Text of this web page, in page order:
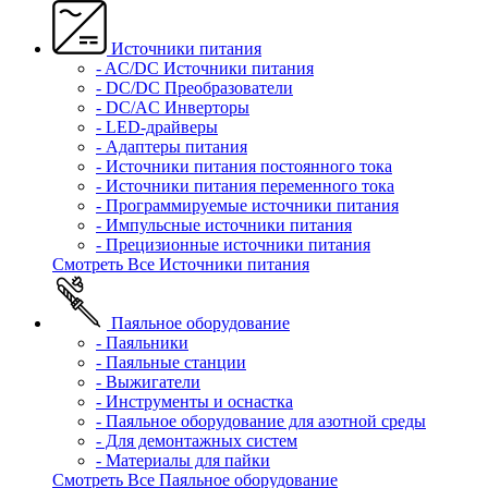
Источники питания
- AC/DC Источники питания
- DC/DC Преобразователи
- DC/AC Инверторы
- LED-драйверы
- Адаптеры питания
- Источники питания постоянного тока
- Источники питания переменного тока
- Программируемые источники питания
- Импульсные источники питания
- Прецизионные источники питания
Смотреть Все Источники питания
Паяльное оборудование
- Паяльники
- Паяльные станции
- Выжигатели
- Инструменты и оснастка
- Паяльное оборудование для азотной среды
- Для демонтажных систем
- Материалы для пайки
Смотреть Все Паяльное оборудование